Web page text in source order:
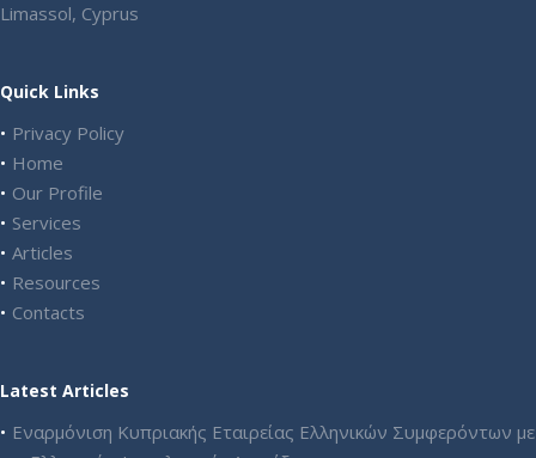
Limassol, Cyprus
Quick Links
Privacy Policy
Home
Our Profile
Services
Articles
Resources
Contacts
Latest Articles
Εναρμόνιση Κυπριακής Εταιρείας Ελληνικών Συμφερόντων με